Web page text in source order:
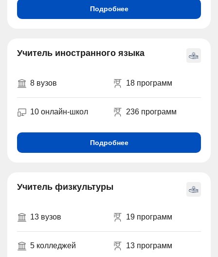
Подробнее
Учитель иностранного языка
8 вузов 18 программ
10 онлайн-школ 236 программ
Подробнее
Учитель физкультуры
13 вузов 19 программ
5 колледжей 13 программ